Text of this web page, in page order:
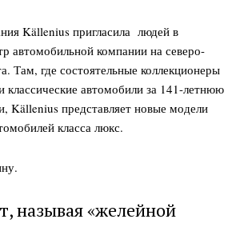
Källenius пригласила людей в
автомобильной компании на северо-
Там, где состоятельные коллекционеры
классические автомобили за 141-летнюю
Källenius представляет новые модели
класса люкс.
называя «желейной